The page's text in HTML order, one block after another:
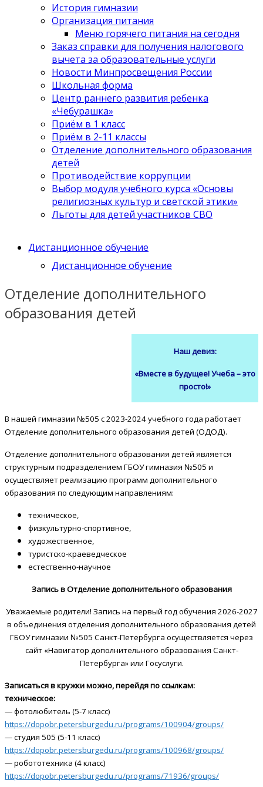
История гимназии
Организация питания
Меню горячего питания на сегодня
Заказ справки для получения налогового
вычета за образовательные услуги
Новости Минпросвещения России
Школьная форма
Центр раннего развития ребенка
«Чебурашка»
Приём в 1 класс
Приём в 2-11 классы
Отделение дополнительного образования
детей
Противодействие коррупции
Выбор модуля учебного курса «Основы
религиозных культур и светской этики»
Льготы для детей участников СВО
Дистанционное обучение
Дистанционное обучение
Отделение дополнительного
образования детей
Наш девиз:
«Вместе в будущее! Учеба – это
просто!»
В нашей гимназии №505 с 2023-2024 учебного года работает
Отделение дополнительного образования детей (ОДОД).
Отделение дополнительного образования детей является
структурным подразделением ГБОУ гимназия №505 и
осуществляет реализацию программ дополнительного
образования по следующим направлениям:
техническое,
физкультурно-спортивное,
художественное,
туристско-краеведческое
естественно-научное
Запись в Отделение дополнительного образования
Уважаемые родители! Запись на первый год обучения 2026-2027
в объединения отделения дополнительного образования детей
ГБОУ гимназии №505 Санкт-Петербурга осуществляется через
сайт «Навигатор дополнительного образования Санкт-
Петербурга» или Госуслуги.
Записаться в кружки можно, перейдя по ссылкам:
техническое:
— фотолюбитель (5-7 класс)
https://dopobr.petersburgedu.ru/programs/100904/groups/
— студия 505 (5-11 класс)
https://dopobr.petersburgedu.ru/programs/100968/groups/
— робототехника (4 класс)
https://dopobr.petersburgedu.ru/programs/71936/groups/